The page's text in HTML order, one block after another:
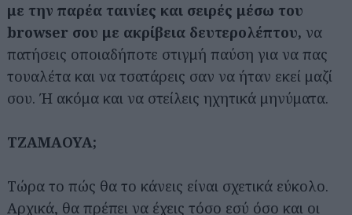
με την παρέα ταινίες και σειρές μέσω του
browser σου με ακρίβεια δευτερολέπτου, να
πατήσεις οποιαδήποτε στιγμή παύση για να πας
τουαλέτα και να τσατάρεις σαν να ήταν εκεί μαζί
σου. Ή ακόμα και να στείλεις ηχητικά μηνύματα.
ΤΖΑΜΑΟΥΑ;
Τώρα το πώς θα το κάνεις είναι σχετικά εύκολο.
Αρχικά, θα πρέπει να έχεις τόσο εσύ όσο και οι